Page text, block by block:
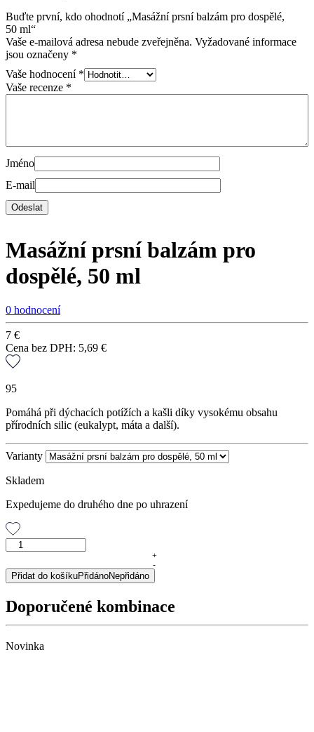
Buďte první, kdo ohodnotí „Masážní prsní balzám pro dospělé,
50 ml“
Vaše e-mailová adresa nebude zveřejněna. Vyžadované informace
jsou označeny *
Vaše hodnocení *
Vaše recenze *
Jméno
E-mail
Masážní prsní balzám pro
dospělé, 50 ml
0 hodnocení
7 €
Cena bez DPH: 5,69 €
95
Pomáhá při dýchacích potížích a kašli díky vysokému obsahu
přírodních silic (eukalypt, máta a další).
Varianty
Skladem
Expedujeme do druhého dne po uhrazení
Masážní
balzám
pro
50
+
-
Přidat do košíkuPřidánoNepřidáno
Doporučené kombinace
Novinka